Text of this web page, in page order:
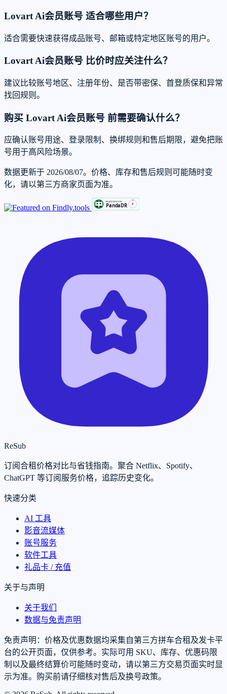
Lovart Ai会员账号 适合哪些用户？
适合需要快速获得成品账号、邮箱或特定地区账号的用户。
Lovart Ai会员账号 比价时应关注什么？
建议比较账号地区、注册年份、是否带密保、首登质保和异常
找回规则。
购买 Lovart Ai会员账号 前需要确认什么？
应确认账号用途、登录限制、换绑规则和售后期限，避免把账
号用于高风险场景。
数据更新于 2026/08/07。价格、库存和售后规则可能随时变
化，请以第三方商家页面为准。
ReSub
订阅合租价格对比与省钱指南。聚合 Netflix、Spotify、
ChatGPT 等订阅服务价格，追踪历史变化。
快速分类
AI 工具
影音流媒体
账号服务
软件工具
礼品卡 / 充值
关于与声明
关于我们
数据与免责声明
免责声明：价格及优惠数据均采集自第三方拼车合租及发卡平
台的公开页面，仅供参考。实际可用 SKU、库存、优惠码限
制以及最终结算价可能随时变动，请以第三方交易页面实时显
示为准。购买前请仔细核对售后及换号政策。